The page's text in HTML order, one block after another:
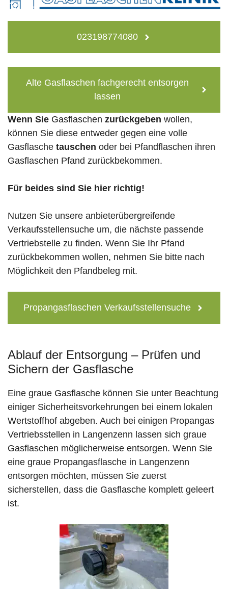
023198774080
Alte Gasflaschen fachgerecht entsorgen
lassen
Wenn Sie Gasflaschen zurückgeben wollen,
können Sie diese entweder gegen eine volle
Gasflasche tauschen oder bei Pfandflaschen ihren
Gasflaschen Pfand zurückbekommen.
Für beides sind Sie hier richtig!
Nutzen Sie unsere anbieterübergreifende
Verkaufsstellensuche um, die nächste passende
Vertriebstelle zu finden. Wenn Sie Ihr Pfand
zurückbekommen wollen, nehmen Sie bitte nach
Möglichkeit den Pfandbeleg mit.
Propangasflaschen Verkaufsstellensuche
Ablauf der Entsorgung – Prüfen und
Sichern der Gasflasche
Eine graue Gasflasche können Sie unter Beachtung
einiger Sicherheitsvorkehrungen bei einem lokalen
Wertstoffhof abgeben. Auch bei einigen Propangas
Vertriebsstellen in Langenzenn lassen sich graue
Gasflaschen möglicherweise entsorgen. Wenn Sie
eine graue Propangasflasche in Langenzenn
entsorgen möchten, müssen Sie zuerst
sicherstellen, dass die Gasflasche komplett geleert
ist.